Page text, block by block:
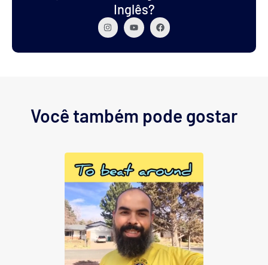
Inglês?
Você também pode gostar